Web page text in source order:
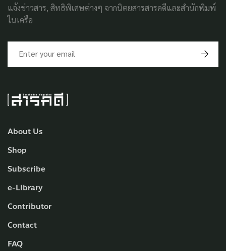
About Us
Shop
Subscribe
e-Library
Contributor
Contact
FAQ
แจ้งข่าวสาร, สิทธิพิเศษต่างๆ จากนิตยสารสารคดีและสำนักพิมพ์
ในเครือ